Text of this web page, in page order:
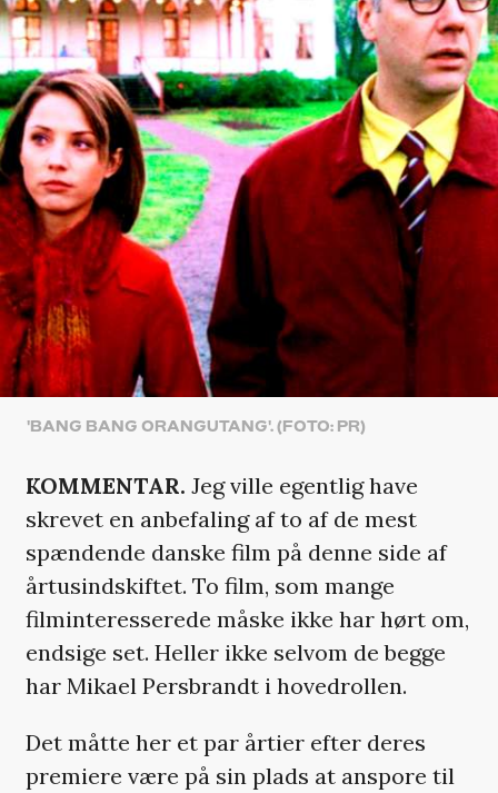
'BANG BANG ORANGUTANG'. (FOTO: PR)
KOMMENTAR. Jeg ville egentlig have
skrevet en anbefaling af to af de mest
spændende danske film på denne side af
årtusindskiftet. To film, som mange
filminteresserede måske ikke har hørt om,
endsige set. Heller ikke selvom de begge
har Mikael Persbrandt i hovedrollen.
Det måtte her et par årtier efter deres
premiere være på sin plads at anspore til